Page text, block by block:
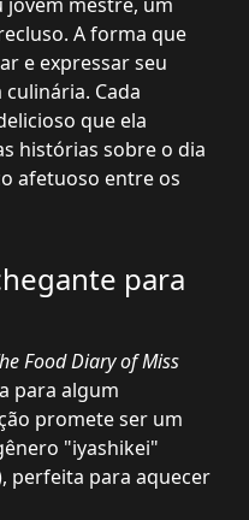
A forma que
e expressar seu
Cada
que ela
histórias sobre o dia
afetuoso entre os
para
Food Diary of Miss
para algum
promete ser um
"iyashikei"
perfeita para aquecer